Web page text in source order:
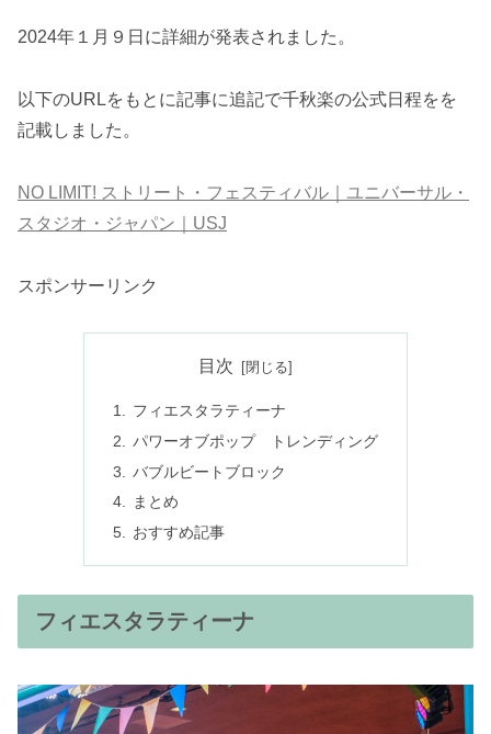
2024年１月９日に詳細が発表されました。
以下のURLをもとに記事に追記で千秋楽の公式日程をを
記載しました。
NO LIMIT! ストリート・フェスティバル｜ユニバーサル・
スタジオ・ジャパン｜USJ
スポンサーリンク
目次
フィエスタラティーナ
パワーオブポップ トレンディング
バブルビートブロック
まとめ
おすすめ記事
フィエスタラティーナ